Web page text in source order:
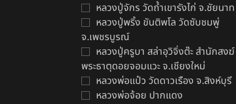
หลวงปู่จักร วัดถ้ำเขารังไก่ จ.ชัยนาท
หลวงปู่พริ้ง ขันติพโล วัดซับชมพู่
จ.เพชรบูรณ์
หลวงปู่ครูบา สล่าอุวิจิ่งต๊ะ สำนักสงฆ์
พระธาตุดอยจอมแวะ จ.เชียงใหม่
หลวงพ่อแป๋ว วัดดาวเรือง จ.สิงห์บุรี
หลวงพ่อจ้อย ปากแดง